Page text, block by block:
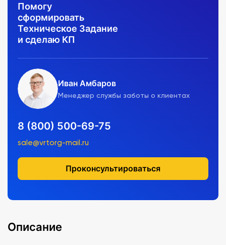
Помогу
сформировать
Техническое Задание
и сделаю КП
Иван Амбаров
Менеджер службы заботы о клиентах
8 (800) 500-69-75
sale@vrtorg-mail.ru
Проконсультироваться
Описание